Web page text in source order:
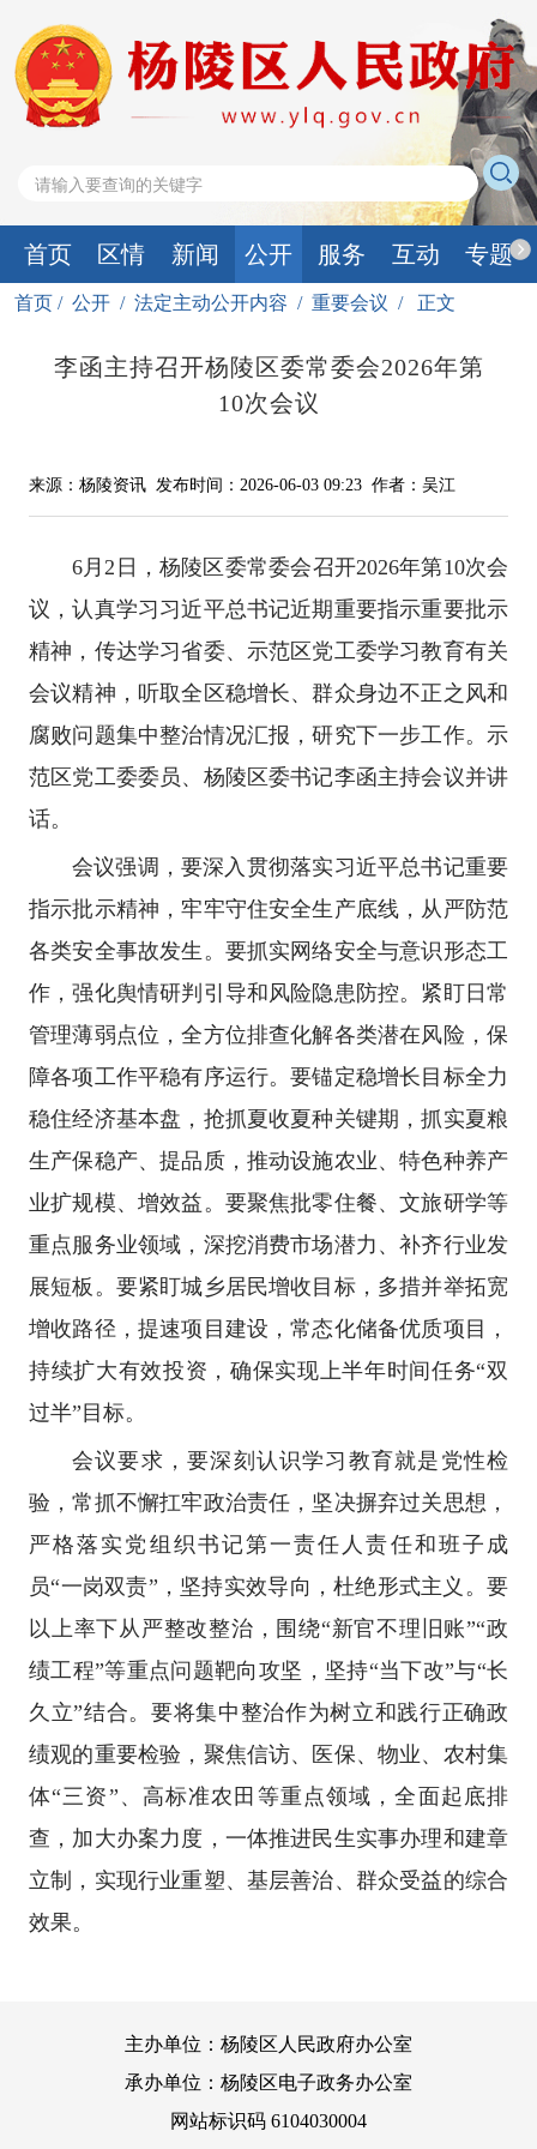
首页 区情 新闻 公开 服务 互动 专题
首页 / 公开 / 法定主动公开内容 / 重要会议 / 正文
李函主持召开杨陵区委常委会2026年第
10次会议
来源：杨陵资讯 发布时间：2026-06-03 09:23 作者：吴江
6月2日，杨陵区委常委会召开2026年第10次会
议，认真学习习近平总书记近期重要指示重要批示
精神，传达学习省委、示范区党工委学习教育有关
会议精神，听取全区稳增长、群众身边不正之风和
腐败问题集中整治情况汇报，研究下一步工作。示
范区党工委委员、杨陵区委书记李函主持会议并讲
话。
会议强调，要深入贯彻落实习近平总书记重要
指示批示精神，牢牢守住安全生产底线，从严防范
各类安全事故发生。要抓实网络安全与意识形态工
作，强化舆情研判引导和风险隐患防控。紧盯日常
管理薄弱点位，全方位排查化解各类潜在风险，保
障各项工作平稳有序运行。要锚定稳增长目标全力
稳住经济基本盘，抢抓夏收夏种关键期，抓实夏粮
生产保稳产、提品质，推动设施农业、特色种养产
业扩规模、增效益。要聚焦批零住餐、文旅研学等
重点服务业领域，深挖消费市场潜力、补齐行业发
展短板。要紧盯城乡居民增收目标，多措并举拓宽
增收路径，提速项目建设，常态化储备优质项目，
持续扩大有效投资，确保实现上半年时间任务“双
过半”目标。
会议要求，要深刻认识学习教育就是党性检
验，常抓不懈扛牢政治责任，坚决摒弃过关思想，
严格落实党组织书记第一责任人责任和班子成
员“一岗双责”，坚持实效导向，杜绝形式主义。要
以上率下从严整改整治，围绕“新官不理旧账”“政
绩工程”等重点问题靶向攻坚，坚持“当下改”与“长
久立”结合。要将集中整治作为树立和践行正确政
绩观的重要检验，聚焦信访、医保、物业、农村集
体“三资”、高标准农田等重点领域，全面起底排
查，加大办案力度，一体推进民生实事办理和建章
立制，实现行业重塑、基层善治、群众受益的综合
效果。
主办单位：杨陵区人民政府办公室
承办单位：杨陵区电子政务办公室
网站标识码 6104030004